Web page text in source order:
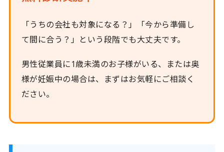
「うちの会社も対象になる？」「今から準備し
て間に合う？」という段階でも大丈夫です。
男性従業員に1歳未満のお子様がいる、または奥
様が妊娠中の場合は、まずはお気軽にご相談く
ださい。